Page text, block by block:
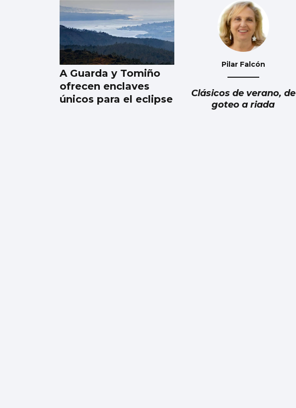
La portada de
Atlántico del 8 de
julio
A Guarda y Tomiño
ofrecen enclaves
únicos para el eclipse
Pilar Falcón
Clásicos de verano, de
goteo a riada